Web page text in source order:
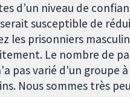
d’un niveau de
susceptible de
les prisonniers
Le nombre de
pas varié d'un groupe
Nous sommes très